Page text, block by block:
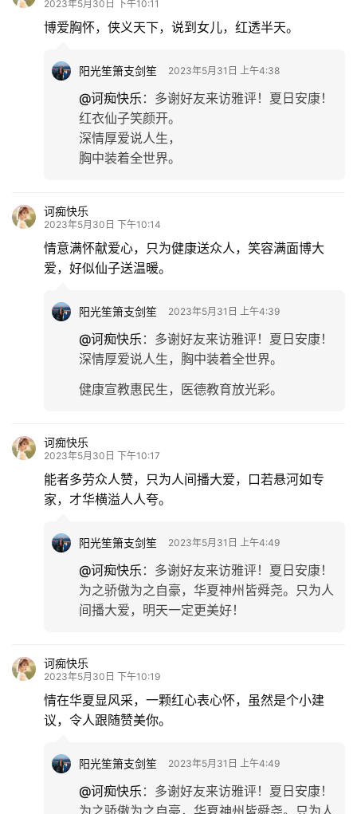
娱
登录
2023年5月30日 下午10:11
博爱胸怀，侠义天下，说到女儿，红透半天。
阳光笙箫支剑笙 2023年5月31日 上午4:38
@诃痴快乐 ： 多谢好友来访雅评！夏日安康！
红衣仙子笑颜开。
深情厚爱说人生，
胸中装着全世界。
诃痴快乐
2023年5月30日 下午10:14
情意满怀献爱心，只为健康送众人，笑容满面博大
爱，好似仙子送温暖。
阳光笙箫支剑笙 2023年5月31日 上午4:39
@诃痴快乐 ： 多谢好友来访雅评！夏日安康！
深情厚爱说人生，胸中装着全世界。
健康宣教惠民生，医德教育放光彩。
诃痴快乐
2023年5月30日 下午10:17
能者多劳众人赞，只为人间播大爱，口若悬河如专
家，才华横溢人人夸。
阳光笙箫支剑笙 2023年5月31日 上午4:49
@诃痴快乐 ： 多谢好友来访雅评！夏日安康！
为之骄傲为之自豪，华夏神州皆舜尧。只为人
间播大爱，明天一定更美好！
诃痴快乐
2023年5月30日 下午10:19
情在华夏显风采，一颗红心表心怀，虽然是个小建
议，令人跟随赞美你。
阳光笙箫支剑笙 2023年5月31日 上午4:49
@诃痴快乐 ： 多谢好友来访雅评！夏日安康！
为之骄傲为之自豪，华夏神州皆舜尧。只为人